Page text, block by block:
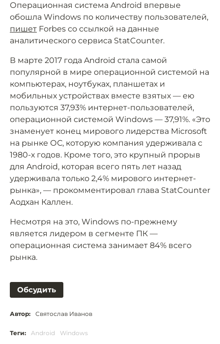
Операционная система Android впервые
обошла Windows по количеству пользователей,
пишет Forbes со ссылкой на данные
аналитического сервиса StatCounter.
В марте 2017 года Android стала самой
популярной в мире операционной системой на
компьютерах, ноутбуках, планшетах и
мобильных устройствах вместе взятых — ею
пользуются 37,93% интернет-пользователей,
операционной системой Windows — 37,91%. «Это
знаменует конец мирового лидерства Microsoft
на рынке ОС, которую компания удерживала с
1980-х годов. Кроме того, это крупный прорыв
для Android, которая всего пять лет назад
удерживала только 2,4% мирового интернет-
рынка», — прокомментировал глава StatCounter
Аодхан Каллен.
Несмотря на это, Windows по-прежнему
является лидером в сегменте ПК —
операционная система занимает 84% всего
рынка.
Обсудить
Автор: Святослав Иванов
Теги: Android Windows